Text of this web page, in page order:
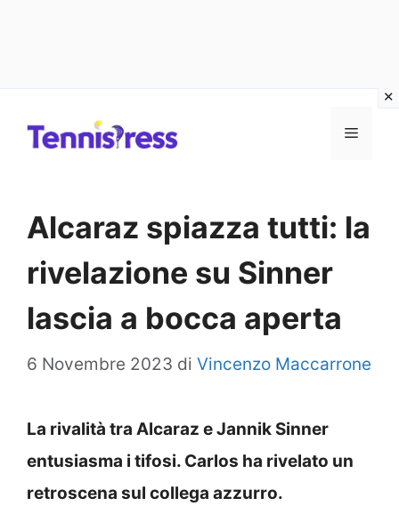
MENU
Alcaraz spiazza tutti: la
rivelazione su Sinner
lascia a bocca aperta
6 Novembre 2023 di Vincenzo Maccarrone
La rivalità tra Alcaraz e Jannik Sinner
entusiasma i tifosi. Carlos ha rivelato un
retroscena sul collega azzurro.